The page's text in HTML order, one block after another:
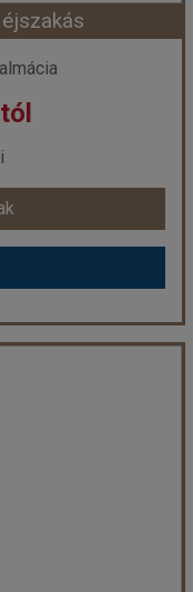
| 3 éj
tól
****